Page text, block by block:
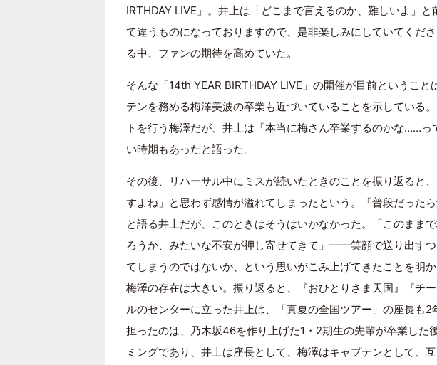
IRTHDAY LIVE」。井上は「どこまで言えるのか、難しいよ」
て違うものになっておりますので、是非楽しみにしていてくだ
る中、ファンの期待を高めていた。
そんな「14th YEAR BIRTHDAY LIVE」の開催が目前というこ
テンを務める梅澤美波の卒業も近づいていることを示している
トを行う梅澤だが、井上は「本当に梅さん卒業するのかな……っ
い時期もあったと語った。
その後、リハーサル中にミスが続いたときのことを振り返ると
すよね」と思わず感情が溢れてしまったという。「普段だった
と語る井上だが、このときはそうはいかなかった。「このまま
ろうか、みたいな不安が押し寄せてきて」━━笑顔で送り出す
てしまうのではないか、という思いがこみ上げてきたことを明
梅澤の存在は大きい。振り返ると、『おひとりさま天国』『チ
ルのセンターに立った井上は、「真夏の全国ツアー」の座長も
担ったのは、乃木坂46を作り上げた1・2期生の先輩が卒業した
ミングであり、井上は座長として、梅澤はキャプテンとして、